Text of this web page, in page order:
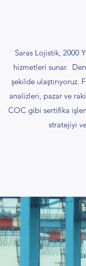
Saras Lojistik, 2000
hizmetleri sunar.
şekilde ulaştırıyoruz.
analizleri, pazar ve
COC gibi sertifika
stratejiyi